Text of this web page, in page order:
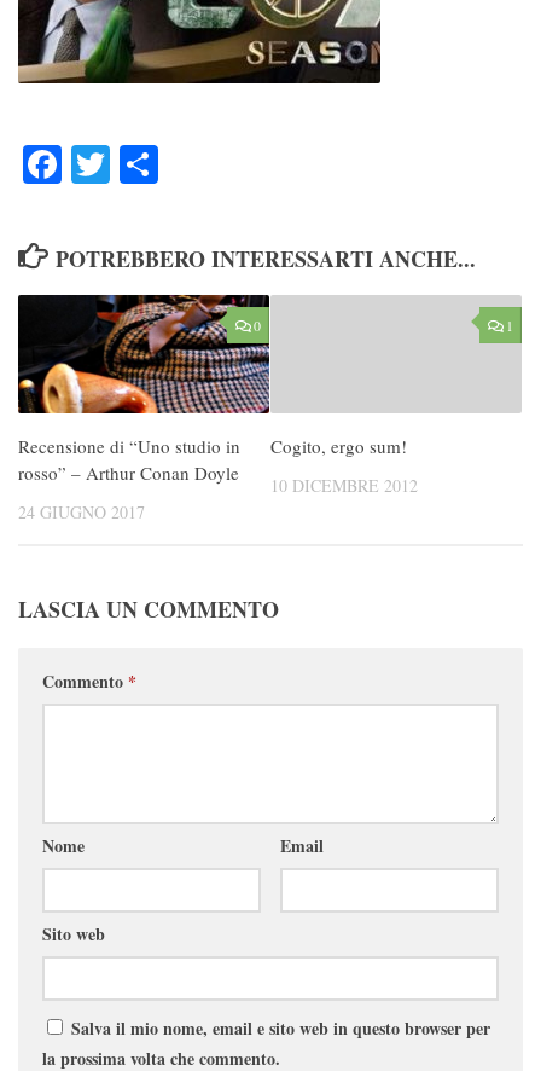
FacebookTwitter
POTREBBERO INTERESSARTI ANCHE...
0
Recensione di “Uno studio in
rosso” – Arthur Conan Doyle
24 GIUGNO 2017
1
Cogito, ergo sum!
10 DICEMBRE 2012
LASCIA UN COMMENTO
Commento *
Nome Email
Sito web
Salva il mio nome, email e sito web in questo browser per
la prossima volta che commento.